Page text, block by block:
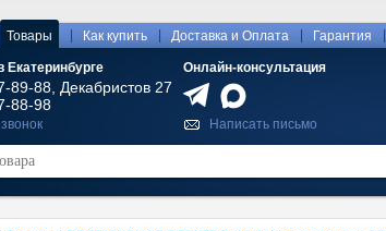
Товары Как купить Доставка и Оплата Гарантия
89-88, Декабристов 27
88-98
Онлайн-консультация
Написать письмо